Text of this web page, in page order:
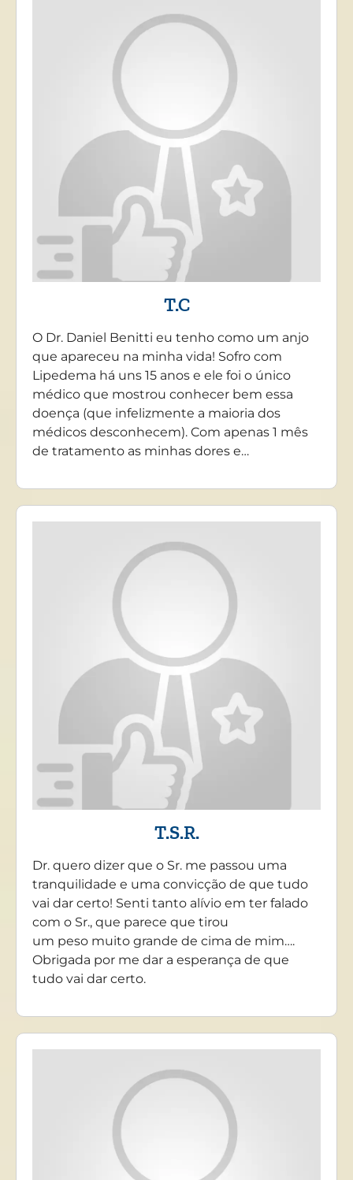
T.C
O Dr. Daniel Benitti eu tenho como um anjo
que apareceu na minha vida! Sofro com
Lipedema há uns 15 anos e ele foi o único
médico que mostrou conhecer bem essa
doença (que infelizmente a maioria dos
médicos desconhecem). Com apenas 1 mês
de tratamento as minhas dores e…
T.S.R.
Dr. quero dizer que o Sr. me passou uma
tranquilidade e uma convicção de que tudo
vai dar certo! Senti tanto alívio em ter falado
com o Sr., que parece que tirou
um peso muito grande de cima de mim….
Obrigada por me dar a esperança de que
tudo vai dar certo.